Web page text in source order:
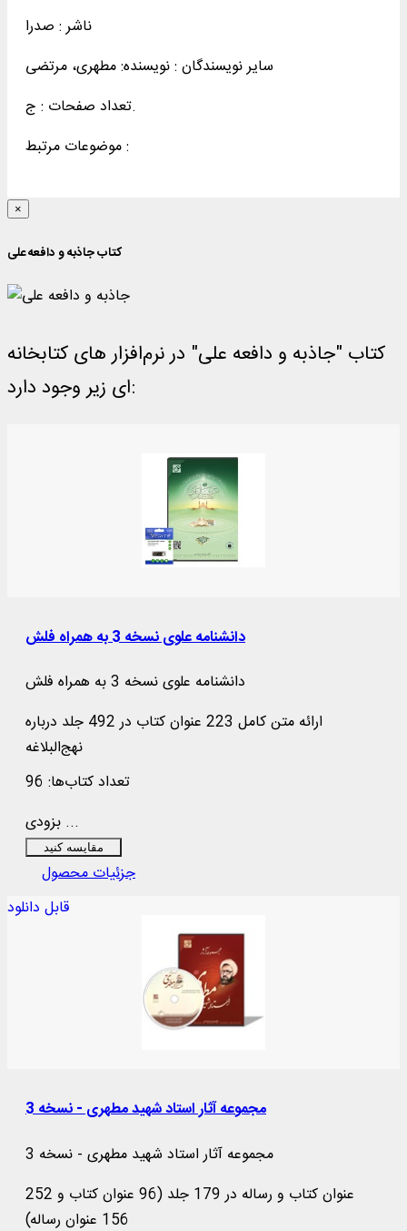
ناشر : صدرا
سایر نویسندگان : نویسنده: مطهری، مرتضی
تعداد صفحات : ج.
موضوعات مرتبط :
×
کتاب جاذبه و دافعه علی
کتاب "جاذبه و دافعه علی" در نرم‌افزار های کتابخانه
ای زیر وجود دارد:
دانشنامه علوی نسخه 3 به همراه فلش
دانشنامه علوی نسخه 3 به همراه فلش
ارائه متن کامل 223 عنوان کتاب در 492 جلد درباره
نهج‌البلاغه
تعداد کتاب‌ها: 96
بزودی ...
مقایسه کنید
جزئیات محصول
قابل دانلود
مجموعه آثار استاد شهید مطهری - نسخه 3
مجموعه آثار استاد شهید مطهری - نسخه 3
252 عنوان کتاب و رساله در 179 جلد (96 عنوان کتاب و
156 عنوان رساله)